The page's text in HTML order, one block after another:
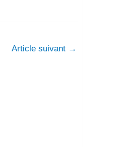
Article suivant →